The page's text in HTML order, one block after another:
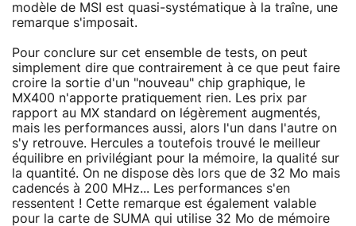
modèle de MSI est quasi-systématique à la traîne, une
remarque s'imposait.
Pour conclure sur cet ensemble de tests, on peut
simplement dire que contrairement à ce que peut faire
croire la sortie d'un "nouveau" chip graphique, le
MX400 n'apporte pratiquement rien. Les prix par
rapport au MX standard on légèrement augmentés,
mais les performances aussi, alors l'un dans l'autre on
s'y retrouve. Hercules a toutefois trouvé le meilleur
équilibre en privilégiant pour la mémoire, la qualité sur
la quantité. On ne dispose dès lors que de 32 Mo mais
cadencés à 200 MHz... Les performances s'en
ressentent ! Cette remarque est également valable
pour la carte de SUMA qui utilise 32 Mo de mémoire